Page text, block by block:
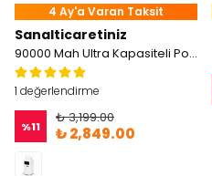
4 Ay'a Varan Taksit
Sanalticaretiniz
90000 Mah Ultra Kapasiteli Powerbank LED Fenerli Hızlı Şarj Destekli Taşınabilir Powerbank
1 değerlendirme
%11
₺ 3,199.00
₺ 2,849.00